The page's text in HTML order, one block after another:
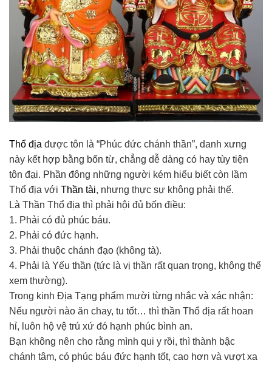
Thổ địa được tôn là “Phúc đức chánh thần”, danh xưng
này kết hợp bằng bốn từ, chẳng dễ dàng có hay tùy tiện
tôn đại. Phần đông những người kém hiểu biết còn lầm
Thổ địa với Thần tài, nhưng thực sự không phải thế.
Là Thần Thổ địa thì phải hội đủ bốn điều:
1. Phải có đủ phúc báu.
2. Phải có đức hạnh.
3. Phải thuộc chánh đạo (không tà).
4. Phải là Yếu thần (tức là vị thần rất quan trọng, không thể
xem thường).
Trong kinh Địa Tạng phẩm mười từng nhắc và xác nhận:
Nếu người nào ăn chay, tu tốt… thì thần Thổ địa rất hoan
hỉ, luôn hộ vệ trú xứ đó hạnh phúc bình an.
Bạn không nên cho rằng mình qui y rồi, thì thành bậc
chánh tâm, có phúc báu đức hạnh tốt, cao hơn và vượt xa